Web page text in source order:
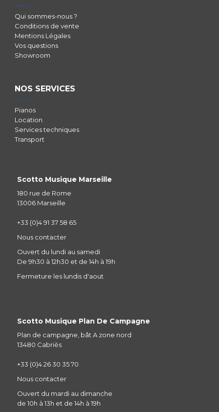
Qui sommes-nous ?
Conditions de vente
Mentions Légales
Vos questions
Showroom
NOS SERVICES
Pianos
Location
Services techniques
Transport
Scotto Musique Marseille
180 rue de Rome
13006 Marseille
+33 (0)4 91 37 58 65
Nous contacter
Ouvert du lundi au samedi
De 9h30 à 12h30 et de 14h à 19h
Fermeture les lundis d'aout
Scotto Musique Plan De Campagne
Plan de campagne, bât A zone nord
13480 Cabriès
+33 (0)4 26 30 35 70
Nous contacter
Ouvert du mardi au dimanche
de 10h à 13h et de 14h à 19h